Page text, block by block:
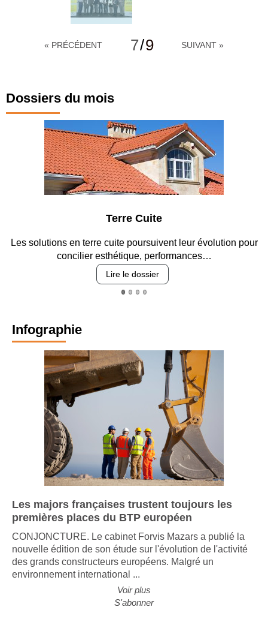
« PRÉCÉDENT 7/9 SUIVANT »
Dossiers du mois
Terre Cuite
Les solutions en terre cuite poursuivent leur évolution pour
concilier esthétique, performances…
Lire le dossier
Infographie
Les majors françaises trustent toujours les
premières places du BTP européen
CONJONCTURE. Le cabinet Forvis Mazars a publié la
nouvelle édition de son étude sur l'évolution de l'activité
des grands constructeurs européens. Malgré un
environnement international ...
Voir plus
S'abonner